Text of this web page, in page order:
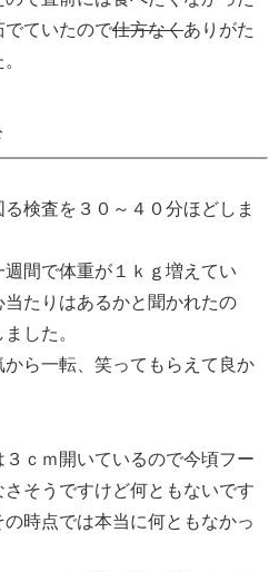
でていたので仕方なくありがた
検査を３０～４０分ほどしま
間で体重が１ｋｇ増えてい
たりはあるかと聞かれたの
した。
ら一転、笑ってもらえて良か
ｃｍ開いているので今頃フー
そうですけど何ともないです
時点では本当に何ともなかっ